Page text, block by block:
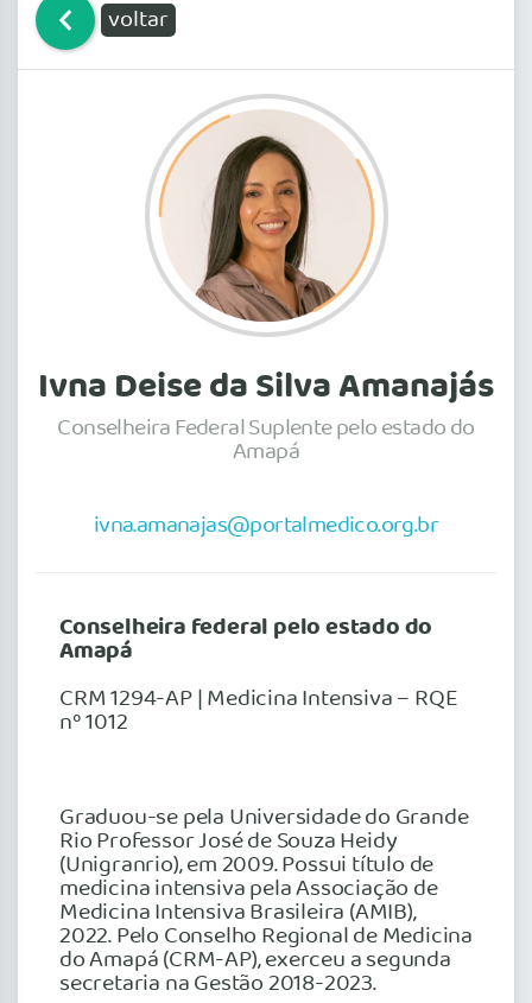
voltar
Ivna Deise da Silva Amanajás
Conselheira Federal Suplente pelo estado do
Amapá
ivna.amanajas@portalmedico.org.br
Conselheira federal pelo estado do
Amapá
CRM 1294-AP | Medicina Intensiva – RQE
nº 1012
Graduou-se pela Universidade do Grande
Rio Professor José de Souza Heidy
(Unigranrio), em 2009. Possui título de
medicina intensiva pela Associação de
Medicina Intensiva Brasileira (AMIB),
2022. Pelo Conselho Regional de Medicina
do Amapá (CRM-AP), exerceu a segunda
secretaria na Gestão 2018-2023.